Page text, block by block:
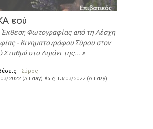
εσύ
Έκθεση Φωτογραφίας από τη Λέσχη
- Κινηματογράφου Σύρου στον
Σταθμό στο Λιμάνι της...
· Σύρος
2022 (All day) έως 13/03/2022 (All day)